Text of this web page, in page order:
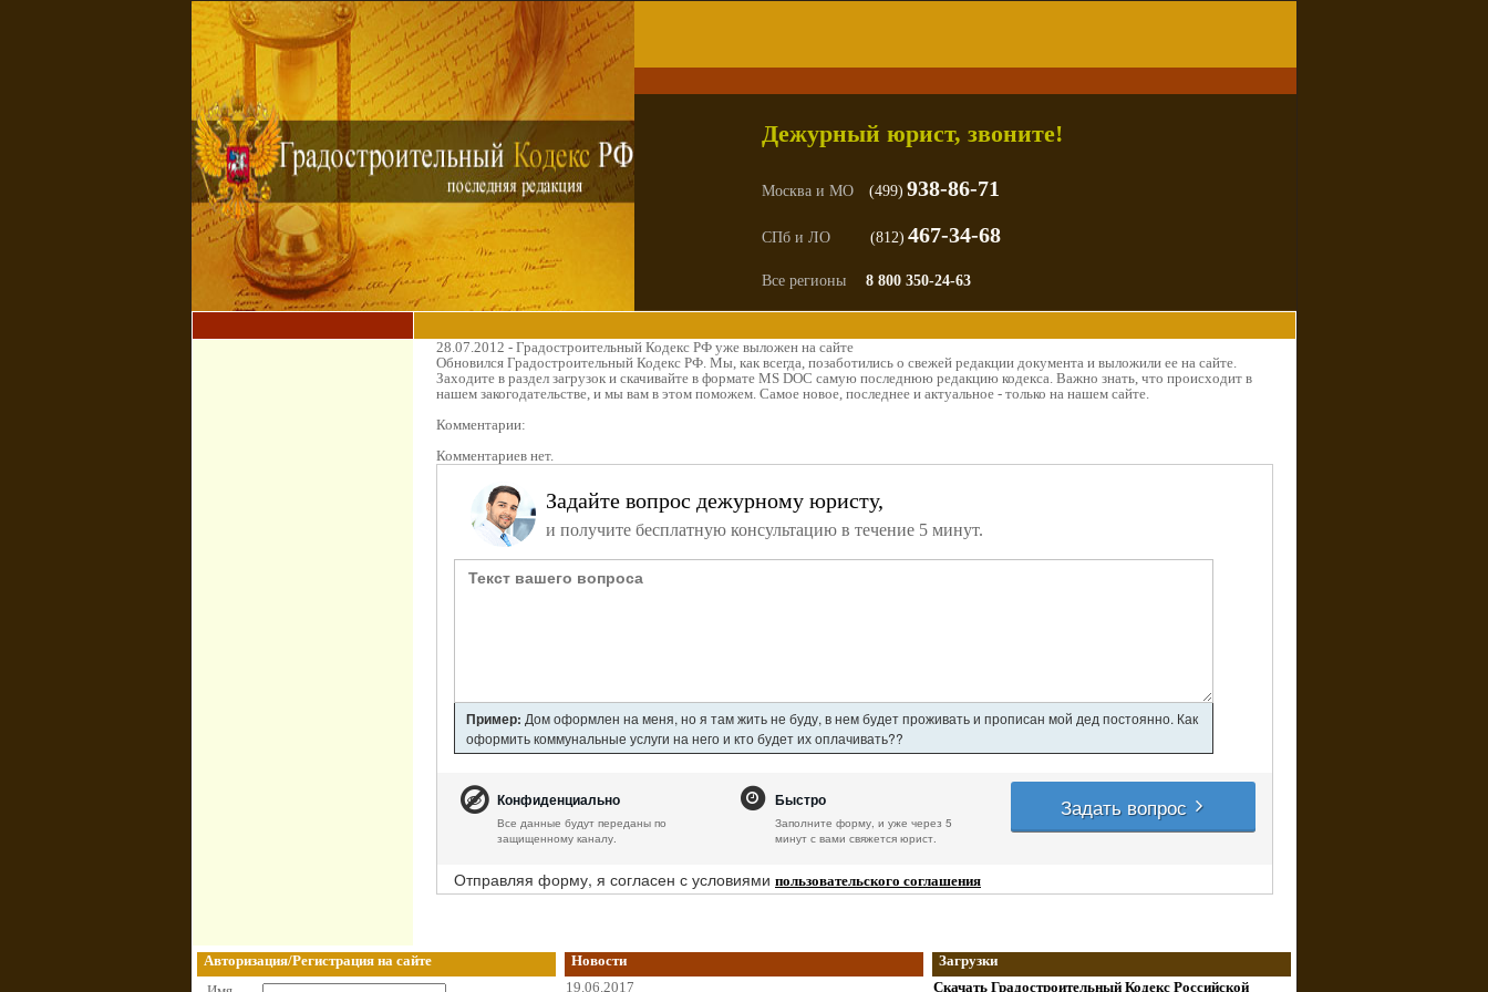
Дежурный юрист, звоните!
Москва и МО (499) 938-86-71
СПб и ЛО (812) 467-34-68
Все регионы 8 800 350-24-63
28.07.2012 - Градостроительный Кодекс РФ уже выложен на сайте
Обновился Градостроительный Кодекс РФ. Мы, как всегда, позаботились о свежей редакции документа и выложили ее на сайте.
Заходите в раздел загрузок и скачивайте в формате MS DOC самую последнюю редакцию кодекса. Важно знать, что происходит в
нашем закогодательстве, и мы вам в этом поможем. Самое новое, последнее и актуальное - только на нашем сайте.
Комментарии:
Комментариев нет.
Задайте вопрос дежурному юристу,
и получите бесплатную консультацию в течение 5 минут.
Пример: Дом оформлен на меня, но я там жить не буду, в нем будет проживать и прописан мой дед постоянно. Как
оформить коммунальные услуги на него и кто будет их оплачивать??
Конфиденциально
Все данные будут переданы по
защищенному каналу.
Быстро
Заполните форму, и уже через 5
минут с вами свяжется юрист.
Задать вопрос
Отправляя форму, я согласен с условиями пользовательского соглашения
Авторизация/Регистрация на сайте
Новости
19.06.2017
Загрузки
Скачать Градостроительный Кодекс Российской